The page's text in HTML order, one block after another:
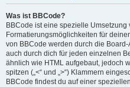
Was ist BBCode?
BBCode ist eine spezielle
Formatierungsmöglichkeiten für
von BBCode werden durch die
auch durch dich für jeden einzelnen
ähnlich wie HTML aufgebaut, jedoch
spitzen („<“ und „>“) Klammern
BBCode findest du auf einer